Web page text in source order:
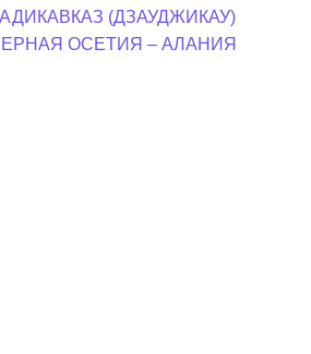
(ДЗАУДЖИКАУ)
ОСЕТИЯ – АЛАНИЯ